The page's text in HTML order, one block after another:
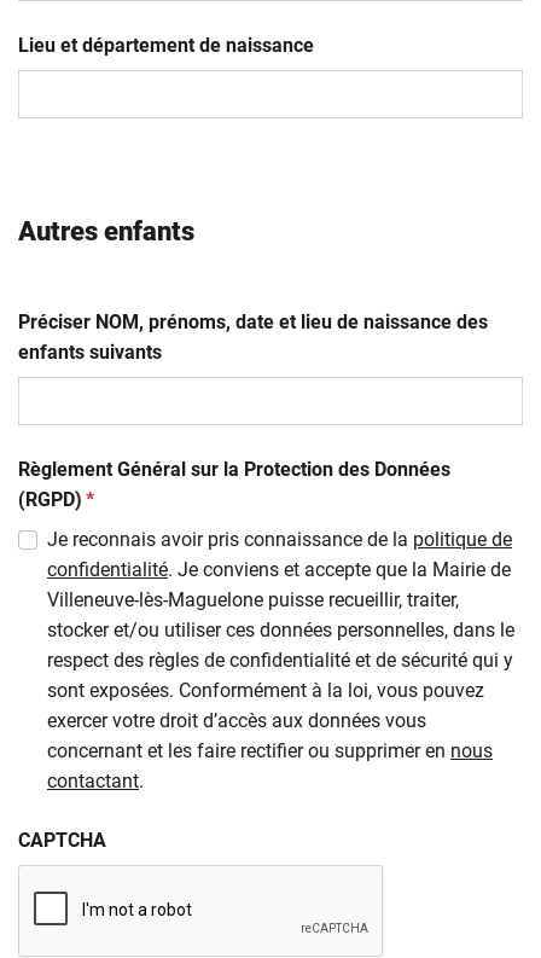
slash
MM
Lieu et département de naissance
Autres enfants
Préciser NOM, prénoms, date et lieu de naissance des
enfants suivants
Règlement Général sur la Protection des Données
(RGPD) (obligatoire)
*
Je reconnais avoir pris connaissance de la politique de
confidentialité. Je conviens et accepte que la Mairie de
Villeneuve-lès-Maguelone puisse recueillir, traiter,
stocker et/ou utiliser ces données personnelles, dans le
respect des règles de confidentialité et de sécurité qui y
sont exposées. Conformément à la loi, vous pouvez
exercer votre droit d’accès aux données vous
concernant et les faire rectifier ou supprimer en nous
contactant.
CAPTCHA